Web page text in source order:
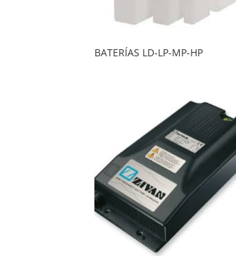
BATERÍAS LD-LP-MP-HP